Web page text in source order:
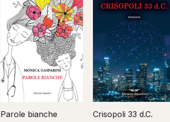
Parole bianche
Crisopoli 33 d.C.